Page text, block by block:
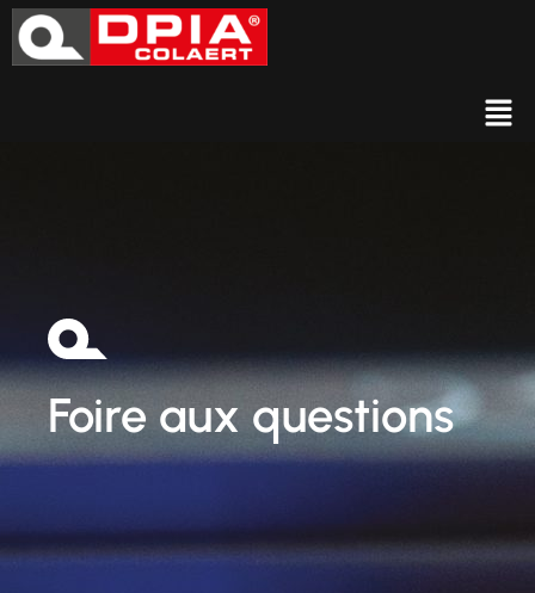
Foire aux questions